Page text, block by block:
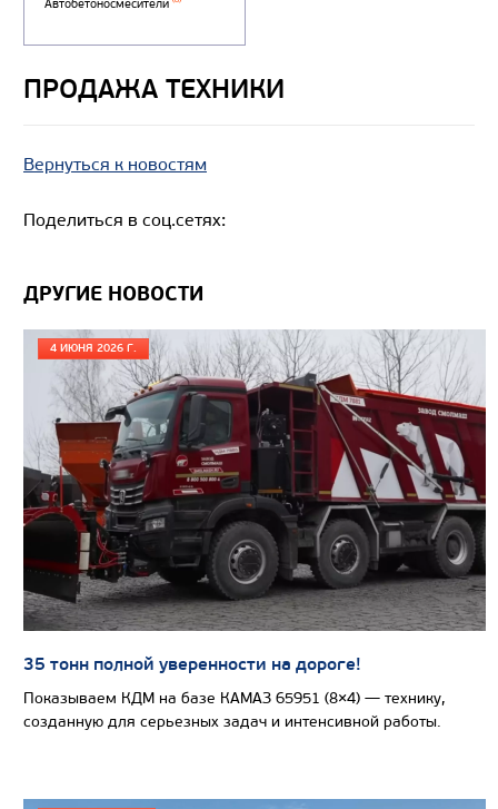
СТРОИТЕЛЬНАЯ
ТЕХНИКА
Автобетоносмесители(8)
ПРОДАЖА ТЕХНИКИ
Вернуться к новостям
Поделиться в соц.сетях:
ДРУГИЕ НОВОСТИ
4 ИЮНЯ 2026 Г.
35 тонн полной уверенности на дороге!
Показываем КДМ на базе КАМАЗ 65951 (8×4) — технику,
созданную для серьезных задач и интенсивной работы.